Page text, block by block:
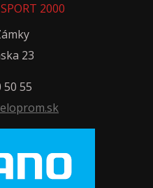
2000
23
50 55